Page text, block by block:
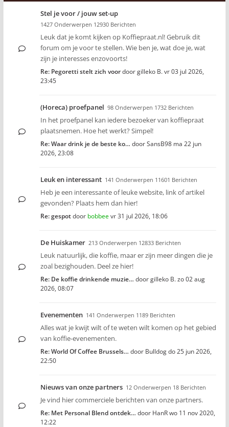
Stel je voor / jouw set-up
1427 Onderwerpen 12930 Berichten
Leuk dat je komt kijken op Koffiepraat.nl! Gebruik dit
forum om je voor te stellen. Wie ben je, wat doe je, wat
zijn je interesses enzovoorts!
Re: Pegoretti stelt zich voordoorgilleko B.vr 03 jul 2026,
23:45
(Horeca) proefpanel 98 Onderwerpen 1732 Berichten
In het proefpanel kan iedere bezoeker van koffiepraat
plaatsnemen. Hoe het werkt? Simpel!
Re: Waar drink je de beste ko… doorSansB98 ma 22 jun
2026, 23:08
Leuk en interessant 141 Onderwerpen 11601 Berichten
Heb je een interessante of leuke website, link of artikel
gevonden? Plaats hem dan hier!
Re: gespotdoor bobbeevr 31 jul 2026, 18:06
De Huiskamer 213 Onderwerpen 12833 Berichten
Leuk natuurlijk, die koffie, maar er zijn meer dingen die je
zoal bezighouden. Deel ze hier!
Re: De koffie drinkende muzie… doorgilleko B.zo 02 aug
2026, 08:07
Evenementen 141 Onderwerpen 1189 Berichten
Alles wat je kwijt wilt of te weten wilt komen op het gebied
van koffie-evenementen.
Re: World Of Coffee Brussels… door Bulldogdo 25 jun 2026,
22:50
Nieuws van onze partners 12 Onderwerpen 18 Berichten
Je vind hier commerciele berichten van onze partners.
Re: Met Personal Blend ontdek… door HanRwo 11 nov 2020,
12:22